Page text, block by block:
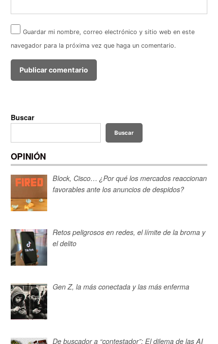
Guardar mi nombre, correo electrónico y sitio web en este
navegador para la próxima vez que haga un comentario.
Buscar
Buscar
OPINIÓN
Block, Cisco… ¿Por qué los mercados reaccionan
favorables ante los anuncios de despidos?
Retos peligrosos en redes, el límite de la broma y
el delito
Gen Z, la más conectada y las más enferma
De buscador a “contestador”: El dilema de las AI